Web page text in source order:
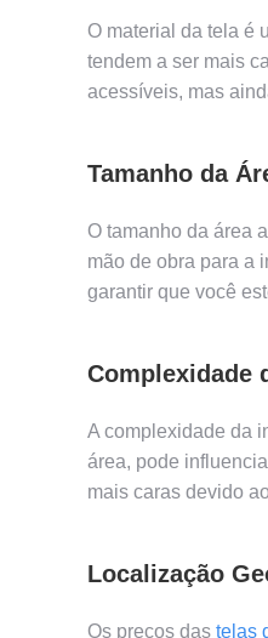
O material da tela é
tendem a ser mais
acessíveis, mas
Tamanho da
O tamanho da área
mão de obra para a
garantir que você
Complexidade
A complexidade da
área, pode
mais caras devido
Localização
Os preços das telas